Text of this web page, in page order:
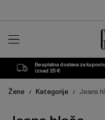
Besplatna dostava za
iznad 25 €
Žene / Kategorije / Jeans